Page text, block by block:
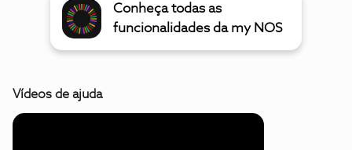
Conheça todas as
funcionalidades da my NOS
Vídeos de ajuda